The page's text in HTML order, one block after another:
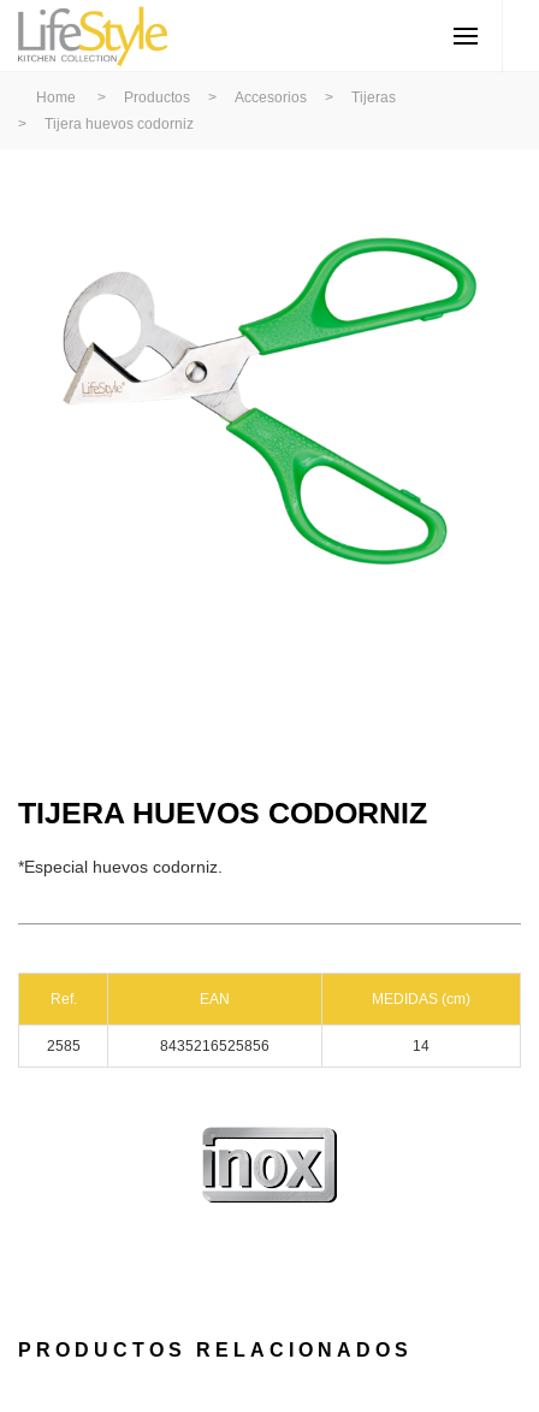
Home > Productos > Accesorios >
Tijeras
>
Tijera huevos codorniz
TIJERA HUEVOS CODORNIZ
*Especial huevos codorniz.
Ref. EAN MEDIDAS (cm)
2585 8435216525856 14
PRODUCTOS RELACIONADOS